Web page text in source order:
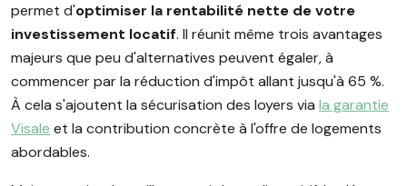
permet d'optimiser la rentabilité nette de votre
investissement locatif. Il réunit même trois avantages
majeurs que peu d'alternatives peuvent égaler, à
commencer par la réduction d'impôt allant jusqu'à 65 %.
À cela s'ajoutent la sécurisation des loyers via la garantie
Visale et la contribution concrète à l'offre de logements
abordables.